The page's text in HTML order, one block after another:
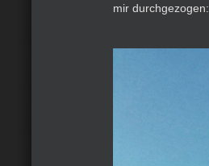
mir durchgezogen: